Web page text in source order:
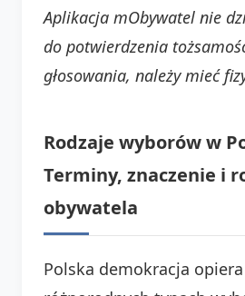
Aplikacja mObywatel nie
do potwierdzenia
głosowania, należy mieć
Rodzaje wyborów w
Terminy, znaczenie i
obywatela
Polska demokracja